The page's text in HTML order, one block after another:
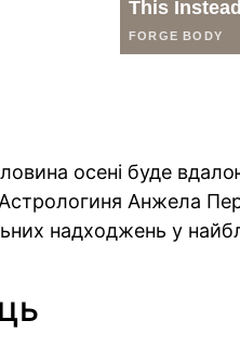
осені буде
Астрологиня Анжела
надходжень у